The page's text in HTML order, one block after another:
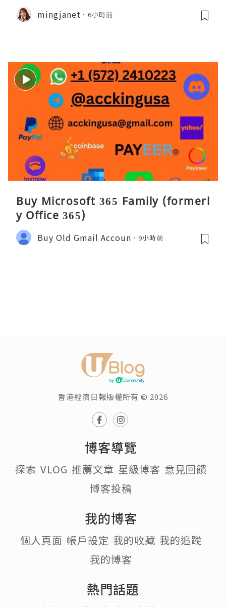
mingjanet 6小時前
Buy Microsoft 365 Family (formerl
y Office 365)
Buy Old Gmail Accoun 9小時前
香港經濟日報版權所有 © 2026
博客導覽
探索 VLOG 推薦文章 星級博客 意見回饋
博客投稿
我的博客
個人頁面 帳戶設定 我的收藏 我的追蹤
我的博客
熱門話題